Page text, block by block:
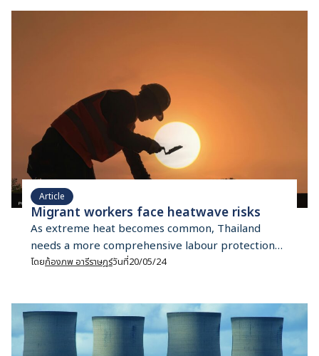
Article
Migrant workers face heatwave risks
As extreme heat becomes common, Thailand
needs a more comprehensive labour protection
law to safeguard at-risk migrant workers from
punitive. Chhaya Cheam, a 43-year-old domestic
worker from Cambodia, was unable to partake in
the Songkran festivities with her […]
โดยก้องภพ อารีราษฎร์วันที่20/05/24